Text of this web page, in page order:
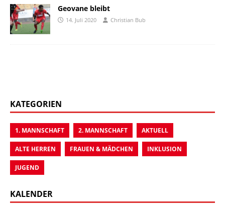
Geovane bleibt
14. Juli 2020 Christian Bub
KATEGORIEN
1. MANNSCHAFT 2. MANNSCHAFT AKTUELL
ALTE HERREN FRAUEN & MÄDCHEN INKLUSION
JUGEND
KALENDER